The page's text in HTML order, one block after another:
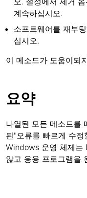
계속하십시오.
소프트웨어를 재부
십시오.
이 메소드가 도움이되
요약
나열된 모든 메소드를
된"오류를 빠르게 수
Windows 운영 체제는
않고 응용 프로그램을